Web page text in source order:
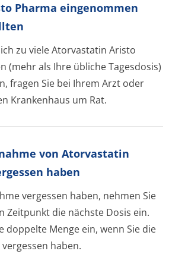
Pharma eingenommen
zu viele Atorvastatin Aristo
(mehr als Ihre übliche Tagesdosis)
fragen Sie bei Ihrem Arzt oder
Krankenhaus um Rat.
von Atorvastatin
haben
vergessen haben, nehmen Sie
Zeitpunkt die nächste Dosis ein.
doppelte Menge ein, wenn Sie die
haben.